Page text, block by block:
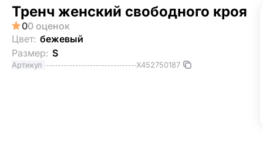
Тренч женский свободного кроя
00 оценок
Цвет: бежевый
Размер: S
Артикул X452750187